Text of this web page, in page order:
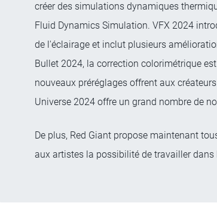
créer des simulations dynamiques
Fluid Dynamics Simulation. VFX 2024
de l'éclairage et inclut plusieurs
Bullet 2024, la correction colorimétrique
nouveaux préréglages offrent aux
Universe 2024 offre un grand nombre de
De plus, Red Giant propose maintenant
aux artistes la possibilité de travailler